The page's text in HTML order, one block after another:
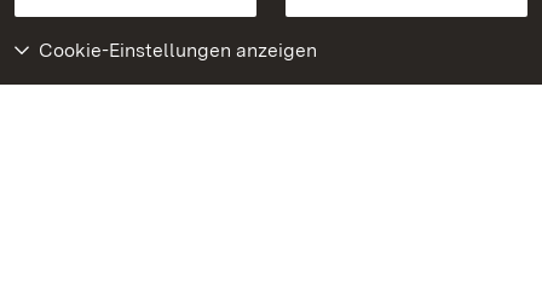
Cookie-Einstellungen anzeigen
Weiteres